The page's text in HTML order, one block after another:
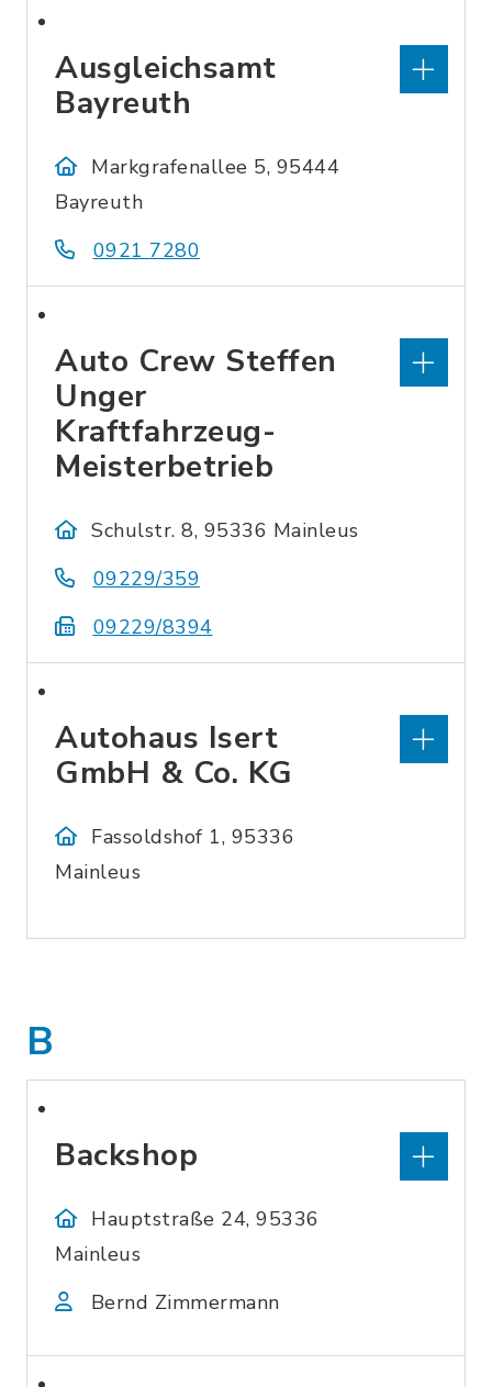
Ausgleichsamt
Bayreuth
Markgrafenallee 5, 95444
Bayreuth
0921 7280
Auto Crew Steffen
Unger
Kraftfahrzeug-
Meisterbetrieb
Schulstr. 8, 95336 Mainleus
09229/359
09229/8394
Autohaus Isert
GmbH & Co. KG
Fassoldshof 1, 95336
Mainleus
B
Backshop
Hauptstraße 24, 95336
Mainleus
Bernd Zimmermann